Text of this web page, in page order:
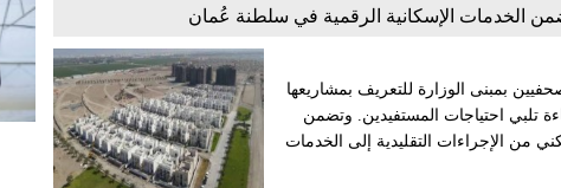
بمبنى الوزارة للتعريف بمشاريعها
تلبي احتياجات المستفيدين. وتضمن
من الإجراءات التقليدية إلى الخدمات